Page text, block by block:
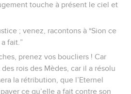
touche à présent le ciel et
; venez, racontons à *Sion ce
fait.”
prenez vos boucliers ! Car
des rois des Mèdes, car il a résolu
la rétribution, que l’Eternel
ce qu’elle a fait contre son